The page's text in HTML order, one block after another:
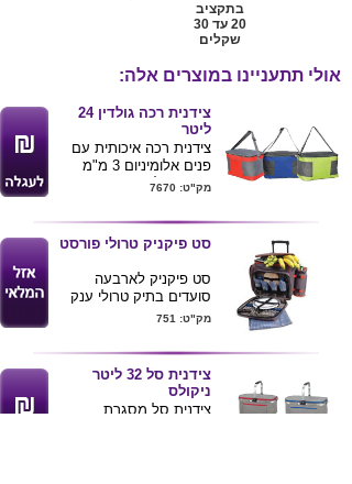
בתקציב
20 עד 30
שקלים
אולי תתעניינו במוצרים אלה:
צידנית רכה גולדין 24
ליטר
צידנית רכה איכותית עם
פנים אלומיניום 3 מ"מ
תא מרכזי +כיס קדמי
רצועת נשיאה לכתף ,
מידות : 39X23X27 ס"מ
מגיע בצבעים לפי תמונה
מק"ט: 7670
סט פיקניק טרולי פורסט
סט פיקניק לארבעה
סועדים בתיק טרולי ענק
שומר קור/חום
מק"ט: 751
צידנית סל 32 ליטר
ניקולס
צידנית סל מסגרת